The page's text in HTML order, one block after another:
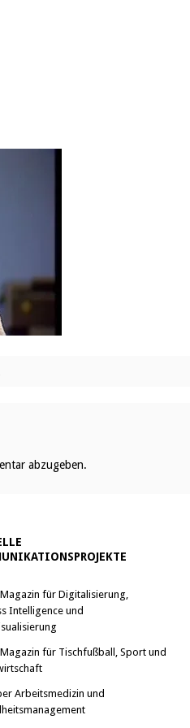
abzugeben.
für Digitalisierung,
Intelligence und
für Tischfußball, Sport und
Arbeitsmedizin und